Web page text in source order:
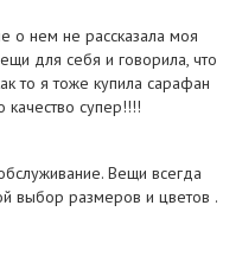
о нем не рассказала моя
для себя и говорила, что
то я тоже купила сарафан
качество супер!!!!
Вещи всегда
выбор размеров и цветов .